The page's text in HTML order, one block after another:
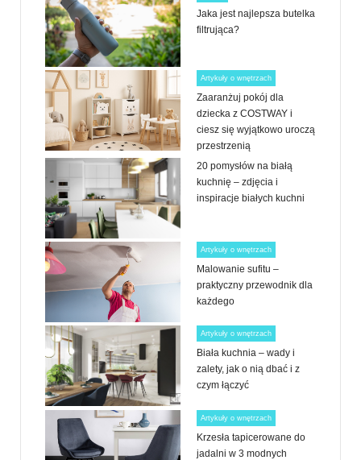
Jaka jest najlepsza butelka
filtrująca?
Artykuły o wnętrzach
Zaaranżuj pokój dla
dziecka z COSTWAY i
ciesz się wyjątkowo uroczą
przestrzenią
20 pomysłów na białą
kuchnię – zdjęcia i
inspiracje białych kuchni
Artykuły o wnętrzach
Malowanie sufitu –
praktyczny przewodnik dla
każdego
Artykuły o wnętrzach
Biała kuchnia – wady i
zalety, jak o nią dbać i z
czym łączyć
Artykuły o wnętrzach
Krzesła tapicerowane do
jadalni w 3 modnych